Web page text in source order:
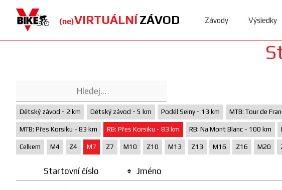
(ne)VIRTUÁLNÍ ZÁVOD Závody Výsledky
Dětský závod - 2 km Dětský závod - 5 km Podél Seiny - 13 km MTB: Tour de
MTB: Přes Korsiku - 83 km RB: Přes Korsiku - 83 km RB: Na Mont Blanc - 100 km
Celkem M4 Z4 M7 Z7 M10 Z10 M13 Z13 M16 Z16 M20
Startovní číslo Jméno